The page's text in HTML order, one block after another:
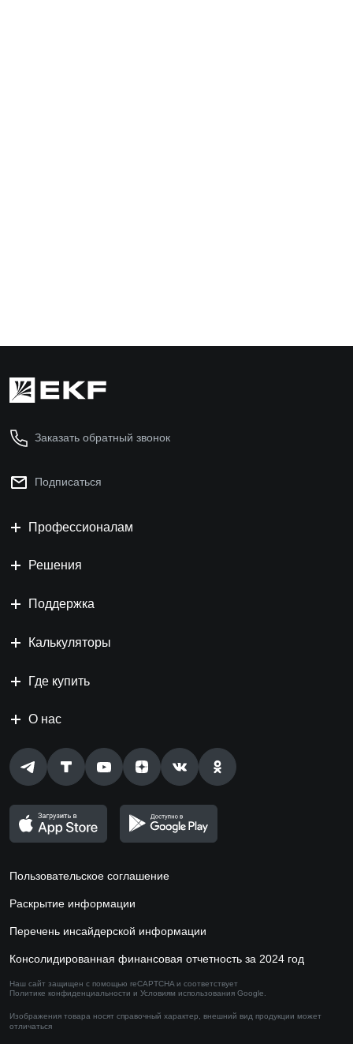
Заказать обратный звонок
Подписаться
Профессионалам
Решения
Поддержка
Калькуляторы
Где купить
О нас
Пользовательское соглашение
Раскрытие информации
Перечень инсайдерской информации
Консолидированная финансовая отчетность за 2024 год
Наш сайт защищен с помощью reCAPTCHA и соответствует
Политике конфиденциальности и Условиям использования Google.
Изображения товара носят справочный характер, внешний вид продукции может
отличаться